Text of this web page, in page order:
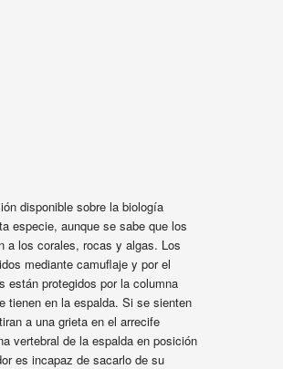
disponible sobre la biología
especie, aunque se sabe que los
a los corales, rocas y algas. Los
mediante camuflaje y por el
están protegidos por la columna
tienen en la espalda. Si se sienten
a una grieta en el arrecife
vertebral de la espalda en posición
es incapaz de sacarlo de su